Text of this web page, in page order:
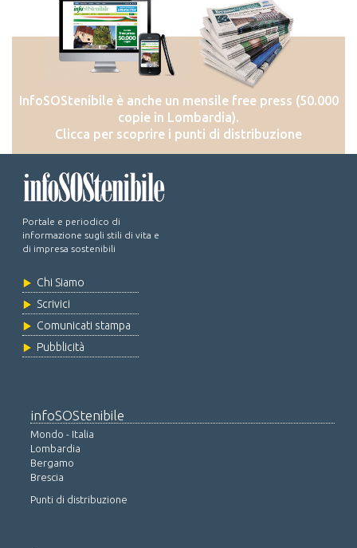
InfoSOStenibile è anche un mensile free press (50.000
copie in Lombardia).
Clicca per scoprire i punti di distribuzione
Portale e periodico di
informazione sugli stili di vita e
di impresa sostenibili
Chi Siamo
Scrivici
Comunicati stampa
Pubblicità
infoSOStenibile
Mondo - Italia
Lombardia
Bergamo
Brescia
Punti di distribuzione